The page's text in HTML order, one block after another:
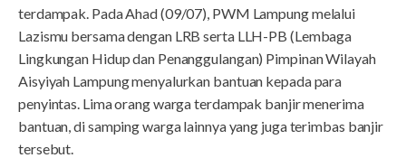
terdampak. Pada Ahad (09/07), PWM Lampung melalui
Lazismu bersama dengan LRB serta LLH-PB (Lembaga
Lingkungan Hidup dan Penanggulangan) Pimpinan Wilayah
Aisyiyah Lampung menyalurkan bantuan kepada para
penyintas. Lima orang warga terdampak banjir menerima
bantuan, di samping warga lainnya yang juga terimbas banjir
tersebut.